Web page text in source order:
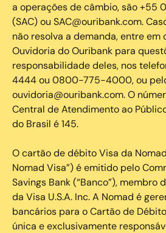
a operações de câmbio, são
(SAC) ou SAC@ouribank.com.
não resolva a demanda, entre em
Ouvidoria do Ouribank para
responsabilidade deles, nos
4444 ou 0800-775-4000, ou
ouvidoria@ouribank.com. O
Central de Atendimento ao
do Brasil é 145.
O cartão de débito Visa da
Nomad Visa”) é emitido pelo
Savings Bank (“Banco”), membro
da Visa U.S.A. Inc. A Nomad é
bancários para o Cartão de
única e exclusivamente